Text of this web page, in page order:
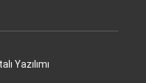
Yazılımı